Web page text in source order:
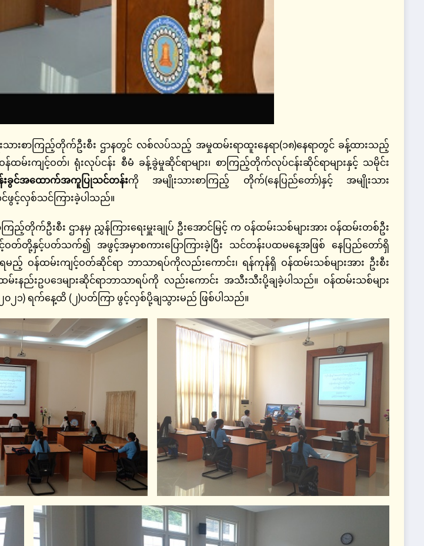
သားစာကြည့်တိုက်ဦးစီး ဌာနတွင် လစ်လပ်သည့် အမှုထမ်းရာထူးနေရာ(၁၈)နေရာတွင် ခန့်ထားသည့်
န်ထမ်းကျင့်ဝတ်၊ ရုံးလုပ်ငန်း စီမံ ခန့်ခွဲမှုဆိုင်ရာများ၊ စာကြည့်တိုက်လုပ်ငန်းဆိုင်ရာများနှင့် သမိုင်း
းခွင်အထောက်အကူပြုသင်တန်းကို အမျိုးသားစာကြည့် တိုက်(နေပြည်တော်)နှင့် အမျိုးသား
ဖွင့်လှစ်သင်ကြားခဲ့ပါသည်။
း ဌာနမှ ညွှန်ကြားရေးမှူးချုပ် ဦးအောင်မြင့် က ဝန်ထမ်းသစ်များအား ဝန်ထမ်းတစ်ဦး
တို့နှင့်ပတ်သက်၍ အဖွင့်အမှာစကားပြောကြားခဲ့ပြီး သင်တန်းပထမနေ့အဖြစ် နေပြည်တော်ရှိ
းရမည့် ဝန်ထမ်းကျင့်ဝတ်ဆိုင်ရာ ဘာသာရပ်ကိုလည်းကောင်း၊ ရန်ကုန်ရှိ ဝန်ထမ်းသစ်များအား ဦးစီး
နည်းဥပဒေများဆိုင်ရာဘာသာရပ်ကို လည်းကောင်း အသီးသီးပို့ချခဲ့ပါသည်။ ဝန်ထမ်းသစ်များ
၂၁) ရက်နေ့ထိ (၂)ပတ်ကြာ ဖွင့်လှစ်ပို့ချသွားမည် ဖြစ်ပါသည်။